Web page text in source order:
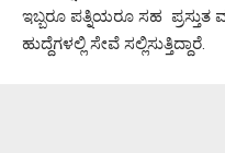
ಇಬ್ಬರೂ ಪತ್ನಿಯರೂ ಸಹ ಪ್ರಸ್ತುತ
ಹುದ್ದೆಗಳಲ್ಲಿ ಸೇವೆ ಸಲ್ಲಿಸುತ್ತಿದ್ದಾರೆ.